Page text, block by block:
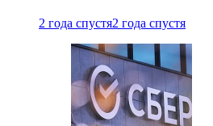
2 года спустя2 года спустя